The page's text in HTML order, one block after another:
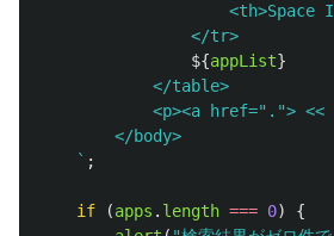
<th>Space
                </tr>
${appList}
            </table>
<p><a href="."> <<
        </body>
    `
;
if (apps . length === 0)
{